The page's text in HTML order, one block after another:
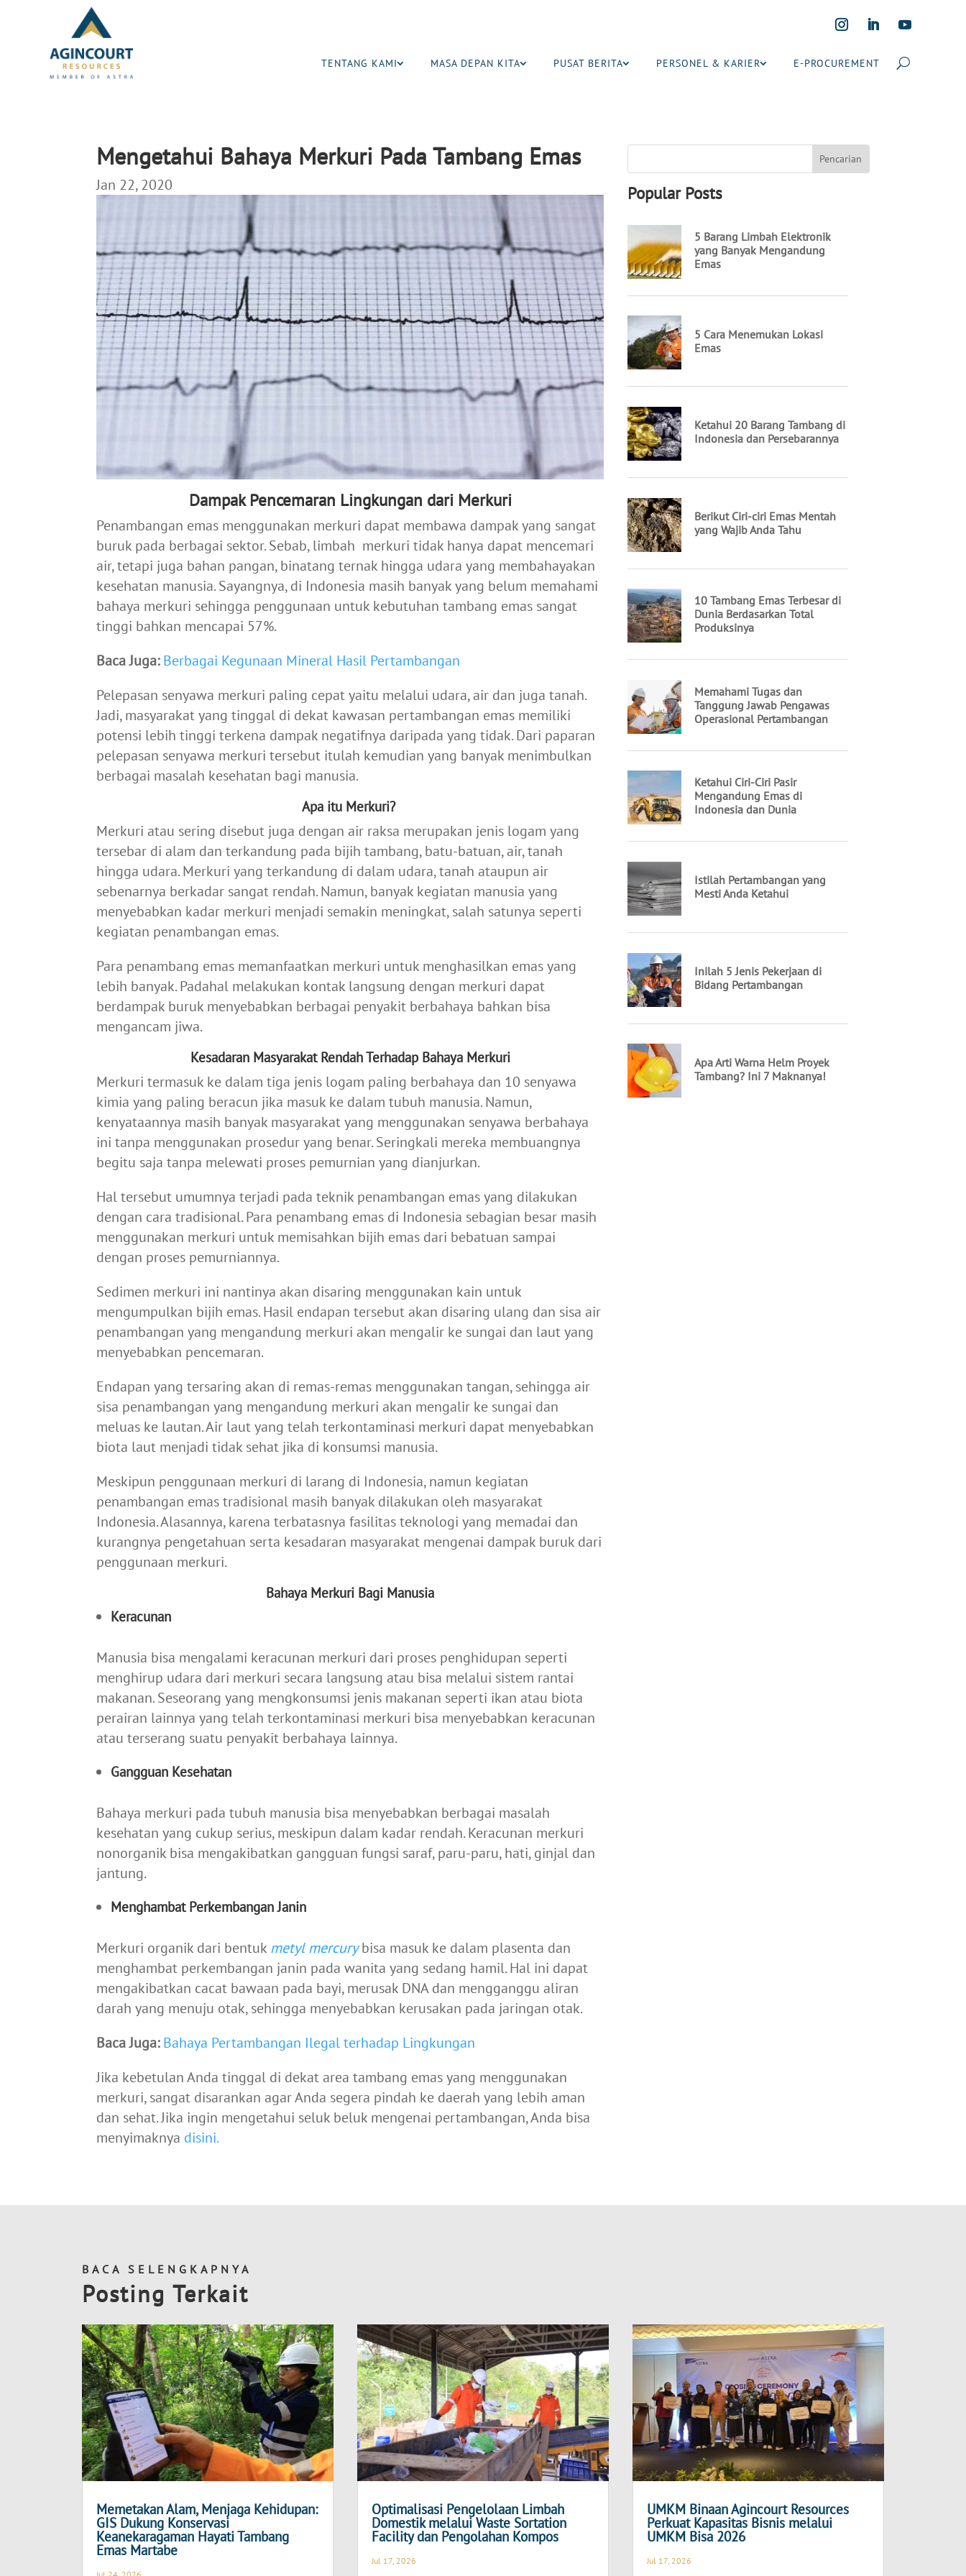
TENTANG KAMI MASA DEPAN KITA PUSAT BERITA PERSONEL & KARIER E-PROCUREMENT
Mengetahui Bahaya Merkuri Pada Tambang Emas
Jan 22, 2020
Dampak Pencemaran Lingkungan dari Merkuri
Penambangan emas menggunakan merkuri dapat membawa dampak yang sangat
buruk pada berbagai sektor. Sebab, limbah merkuri tidak hanya dapat mencemari
air, tetapi juga bahan pangan, binatang ternak hingga udara yang membahayakan
kesehatan manusia. Sayangnya, di Indonesia masih banyak yang belum memahami
bahaya merkuri sehingga penggunaan untuk kebutuhan tambang emas sangat
tinggi bahkan mencapai 57%.
Baca Juga:Berbagai Kegunaan Mineral Hasil Pertambangan
Pelepasan senyawa merkuri paling cepat yaitu melalui udara, air dan juga tanah.
Jadi, masyarakat yang tinggal di dekat kawasan pertambangan emas memiliki
potensi lebih tinggi terkena dampak negatifnya daripada yang tidak. Dari paparan
pelepasan senyawa merkuri tersebut itulah kemudian yang banyak menimbulkan
berbagai masalah kesehatan bagi manusia.
Apa itu Merkuri?
Merkuri atau sering disebut juga dengan air raksa merupakan jenis logam yang
tersebar di alam dan terkandung pada bijih tambang, batu-batuan, air, tanah
hingga udara. Merkuri yang terkandung di dalam udara, tanah ataupun air
sebenarnya berkadar sangat rendah. Namun, banyak kegiatan manusia yang
menyebabkan kadar merkuri menjadi semakin meningkat, salah satunya seperti
kegiatan penambangan emas.
Para penambang emas memanfaatkan merkuri untuk menghasilkan emas yang
lebih banyak. Padahal melakukan kontak langsung dengan merkuri dapat
berdampak buruk menyebabkan berbagai penyakit berbahaya bahkan bisa
mengancam jiwa.
Kesadaran Masyarakat Rendah Terhadap Bahaya Merkuri
Merkuri termasuk ke dalam tiga jenis logam paling berbahaya dan 10 senyawa
kimia yang paling beracun jika masuk ke dalam tubuh manusia. Namun,
kenyataannya masih banyak masyarakat yang menggunakan senyawa berbahaya
ini tanpa menggunakan prosedur yang benar. Seringkali mereka membuangnya
begitu saja tanpa melewati proses pemurnian yang dianjurkan.
Hal tersebut umumnya terjadi pada teknik penambangan emas yang dilakukan
dengan cara tradisional. Para penambang emas di Indonesia sebagian besar masih
menggunakan merkuri untuk memisahkan bijih emas dari bebatuan sampai
dengan proses pemurniannya.
Sedimen merkuri ini nantinya akan disaring menggunakan kain untuk
mengumpulkan bijih emas. Hasil endapan tersebut akan disaring ulang dan sisa air
penambangan yang mengandung merkuri akan mengalir ke sungai dan laut yang
menyebabkan pencemaran.
Endapan yang tersaring akan di remas-remas menggunakan tangan, sehingga air
sisa penambangan yang mengandung merkuri akan mengalir ke sungai dan
meluas ke lautan. Air laut yang telah terkontaminasi merkuri dapat menyebabkan
biota laut menjadi tidak sehat jika di konsumsi manusia.
Meskipun penggunaan merkuri di larang di Indonesia, namun kegiatan
penambangan emas tradisional masih banyak dilakukan oleh masyarakat
Indonesia. Alasannya, karena terbatasnya fasilitas teknologi yang memadai dan
kurangnya pengetahuan serta kesadaran masyarakat mengenai dampak buruk dari
penggunaan merkuri.
Bahaya Merkuri Bagi Manusia
Keracunan
Manusia bisa mengalami keracunan merkuri dari proses penghidupan seperti
menghirup udara dari merkuri secara langsung atau bisa melalui sistem rantai
makanan. Seseorang yang mengkonsumsi jenis makanan seperti ikan atau biota
perairan lainnya yang telah terkontaminasi merkuri bisa menyebabkan keracunan
atau terserang suatu penyakit berbahaya lainnya.
Gangguan Kesehatan
Bahaya merkuri pada tubuh manusia bisa menyebabkan berbagai masalah
kesehatan yang cukup serius, meskipun dalam kadar rendah. Keracunan merkuri
nonorganik bisa mengakibatkan gangguan fungsi saraf, paru-paru, hati, ginjal dan
jantung.
Menghambat Perkembangan Janin
Merkuri organik dari bentuk metyl mercurybisa masuk ke dalam plasenta dan
menghambat perkembangan janin pada wanita yang sedang hamil. Hal ini dapat
mengakibatkan cacat bawaan pada bayi, merusak DNA dan mengganggu aliran
darah yang menuju otak, sehingga menyebabkan kerusakan pada jaringan otak.
Baca Juga:Bahaya Pertambangan Ilegal terhadap Lingkungan
Jika kebetulan Anda tinggal di dekat area tambang emas yang menggunakan
merkuri, sangat disarankan agar Anda segera pindah ke daerah yang lebih aman
dan sehat. Jika ingin mengetahui seluk beluk mengenai pertambangan, Anda bisa
menyimaknya disini.
Popular Posts
BACA SELENGKAPNYA
Posting Terkait
Memetakan Alam, Menjaga Kehidupan:
GIS Dukung Konservasi
Keanekaragaman Hayati Tambang
Emas Martabe
Optimalisasi Pengelolaan Limbah
Domestik melalui Waste Sortation
Facility dan Pengolahan Kompos
Jul 17, 2026
UMKM Binaan Agincourt Resources
Perkuat Kapasitas Bisnis melalui
UMKM Bisa 2026
Jul 17, 2026